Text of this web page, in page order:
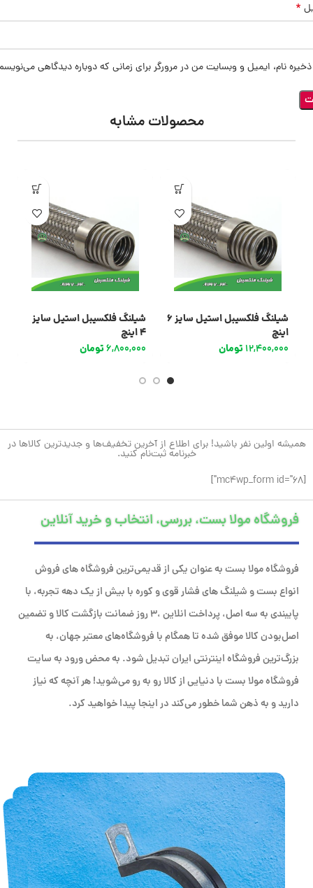
*
ذخیره نام، ایمیل و وبسایت من در مرورگر برای زمانی که دوباره دیدگاهی
محصولات مشابه
شیلنگ فلکسیبل استیل سایز 6
اینچ
12,400,000تومان
شیلنگ فلکسیبل استیل سایز
4 اینچ
6,800,000تومان
همیشه اولین نفر باشید! برای اطلاع از آخرین تخفیف‌ها و جدیدترین کالاها در
خبرنامه ثبت‌نام کنید.
[mc4wp_form id="68"]
فروشگاه مولا بست، بررسی، انتخاب و خرید آنلاین
فروشگاه مولا بست به عنوان یکی از قدیمی‌ترین فروشگاه های فروش
انواع بست و شیلنگ های فشار قوی و کوره با بیش از یک دهه تجربه، با
پایبندی به سه اصل، پرداخت انلاین ،۳ روز ضمانت بازگشت کالا و تضمین
اصل‌بودن کالا موفق شده تا همگام با فروشگاه‌های معتبر جهان، به
بزرگ‌ترین فروشگاه اینترنتی ایران تبدیل شود. به محض ورود به سایت
فروشگاه مولا بست با دنیایی از کالا رو به رو می‌شوید! هر آنچه که نیاز
دارید و به ذهن شما خطور می‌کند در اینجا پیدا خواهید کرد.